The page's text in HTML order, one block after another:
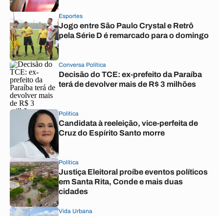
Esportes
Jogo entre São Paulo Crystal e Retrô
pela Série D é remarcado para o domingo
Conversa Política
Decisão do TCE: ex-prefeito da Paraíba
terá de devolver mais de R$ 3 milhões
Política
Candidata à reeleição, vice-perfeita de
Cruz do Espírito Santo morre
Política
Justiça Eleitoral proíbe eventos políticos
em Santa Rita, Conde e mais duas
cidades
Vida Urbana